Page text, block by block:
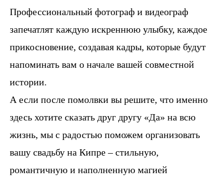
Профессиональный фотограф и видеограф
запечатлят каждую искреннюю улыбку, каждое
прикосновение, создавая кадры, которые будут
напоминать вам о начале вашей совместной
истории.
А если после помолвки вы решите, что именно
здесь хотите сказать друг другу «Да» на всю
жизнь, мы с радостью поможем организовать
вашу свадьбу на Кипре – стильную,
романтичную и наполненную магией